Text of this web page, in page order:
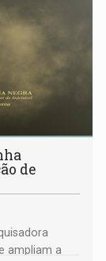
de
ampliam a